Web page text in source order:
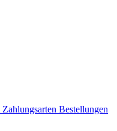
Zahlungsarten Bestellungen